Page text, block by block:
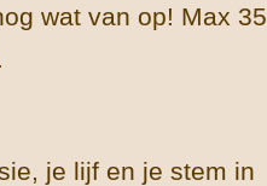
wat van op! Max 35
je lijf en je stem in